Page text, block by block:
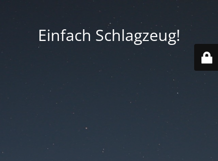
Einfach Schlagzeug!